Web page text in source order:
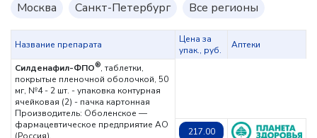
Москва Санкт-Петербург Все регионы
Название препарата
Цена за
упак., руб.
Аптеки
Силденафил-ФПО®, таблетки,
покрытые пленочной оболочкой, 50
мг, №4 - 2 шт. - упаковка контурная
ячейковая (2) - пачка картонная
Производитель: Оболенское —
фармацевтическое предприятие АО
(Россия),
217.00